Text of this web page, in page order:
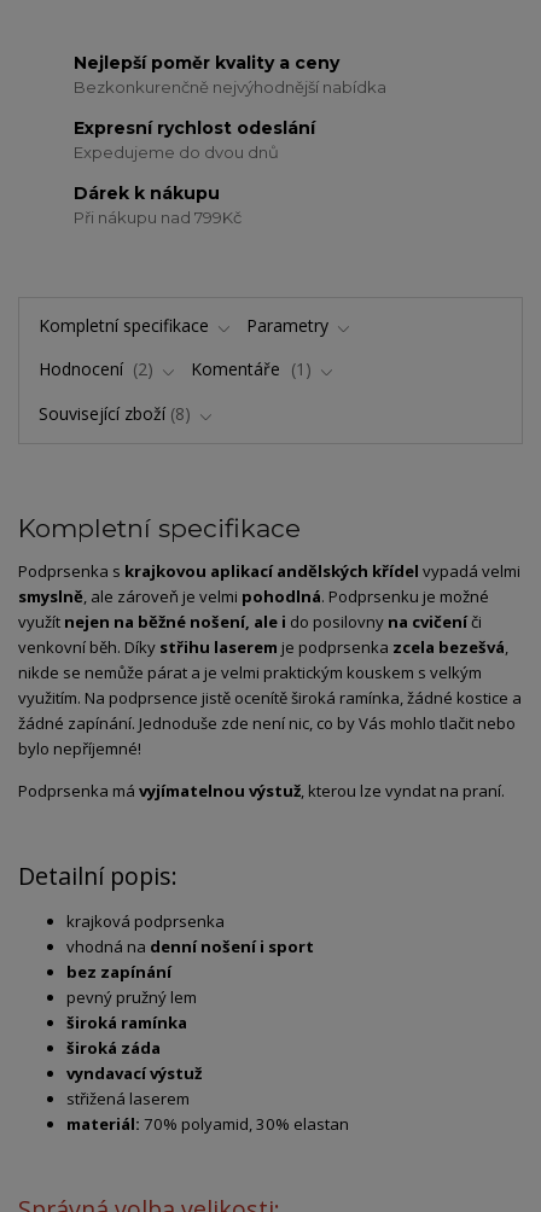
Nejlepší poměr kvality a ceny
Bezkonkurenčně nejvýhodnější nabídka
Expresní rychlost odeslání
Expedujeme do dvou dnů
Dárek k nákupu
Při nákupu nad 799Kč
Kompletní specifikace
Parametry
Hodnocení
2 Komentáře
1
Související zboží 8
Kompletní specifikace
Podprsenka s krajkovou aplikací andělských křídel vypadá velmi
smyslně, ale zároveň je velmi pohodlná. Podprsenku je možné
využít nejen na běžné nošení, ale i do posilovny na cvičeníči
venkovní běh. Díky střihu laserem je podprsenka zcela bezešvá,
nikde se nemůže párat a je velmi praktickým kouskem s velkým
využitím. Na podprsence jistě ocenítě široká ramínka, žádné kostice a
žádné zapínání. Jednoduše zde není nic, co by Vás mohlo tlačit nebo
bylo nepříjemné!
Podprsenka má vyjímatelnou výstuž, kterou lze vyndat na praní.
Detailní popis:
krajková podprsenka
vhodná na denní nošení i sport
bez zapínání
pevný pružný lem
široká ramínka
široká záda
vyndavací výstuž
střižená laserem
materiál: 70% polyamid, 30% elastan